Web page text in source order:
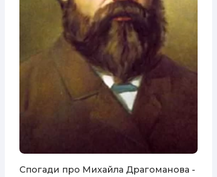
Спогади про Михайла Драгоманова -